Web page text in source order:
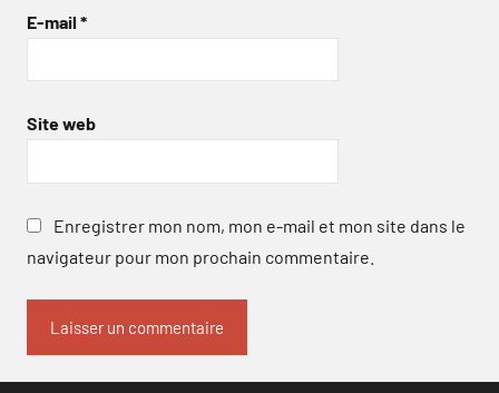
E-mail *
Site web
Enregistrer mon nom, mon e-mail et mon site dans le
navigateur pour mon prochain commentaire.